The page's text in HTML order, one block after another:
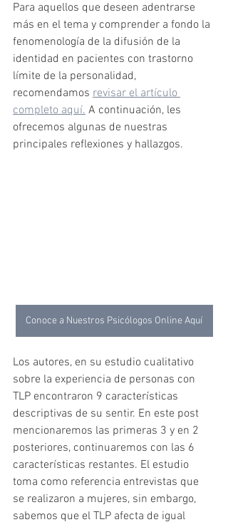
Para aquellos que deseen adentrarse
más en el tema y comprender a fondo la
fenomenología de la difusión de la
identidad en pacientes con trastorno
límite de la personalidad,
recomendamos revisar el artículo
completo aquí. A continuación, les
ofrecemos algunas de nuestras
principales reflexiones y hallazgos.
Conoce a Nuestros Psicólogos Online Aquí
Los autores, en su estudio cualitativo
sobre la experiencia de personas con
TLP encontraron 9 características
descriptivas de su sentir. En este post
mencionaremos las primeras 3 y en 2
posteriores, continuaremos con las 6
características restantes. El estudio
toma como referencia entrevistas que
se realizaron a mujeres, sin embargo,
sabemos que el TLP afecta de igual